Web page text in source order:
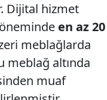
Dijital hizmet
en az 20
meblağlarda
meblağ altında
muaf